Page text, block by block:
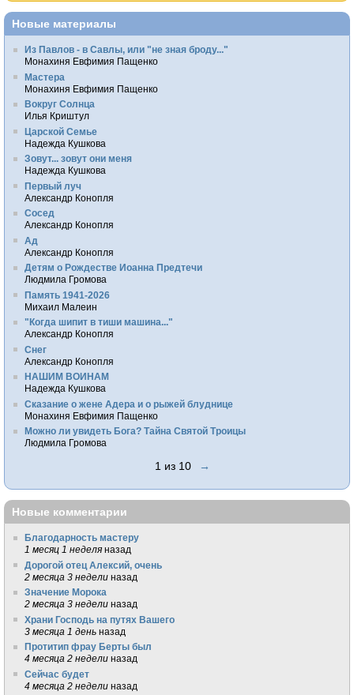
Новые материалы
Из Павлов - в Савлы, или "не зная броду..."
Монахиня Евфимия Пащенко
Мастера
Монахиня Евфимия Пащенко
Вокруг Солнца
Илья Криштул
Царской Семье
Надежда Кушкова
Зовут... зовут они меня
Надежда Кушкова
Первый луч
Александр Конопля
Сосед
Александр Конопля
Ад
Александр Конопля
Детям о Рождестве Иоанна Предтечи
Людмила Громова
Память 1941-2026
Михаил Малеин
"Когда шипит в тиши машина..."
Александр Конопля
Снег
Александр Конопля
НАШИМ ВОИНАМ
Надежда Кушкова
Сказание о жене Адера и о рыжей блуднице
Монахиня Евфимия Пащенко
Можно ли увидеть Бога? Тайна Святой Троицы
Людмила Громова
1 из 10 →
Новые комментарии
Благодарность мастеру
1 месяц 1 неделя назад
Дорогой отец Алексий, очень
2 месяца 3 недели назад
Значение Морока
2 месяца 3 недели назад
Храни Господь на путях Вашего
3 месяца 1 день назад
Протитип фрау Берты был
4 месяца 2 недели назад
Сейчас будет
4 месяца 2 недели назад